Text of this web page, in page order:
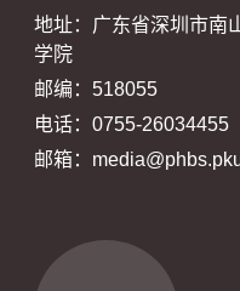
地址：广东省深圳市南
学院
邮编：518055
电话：0755-26034455
邮箱：